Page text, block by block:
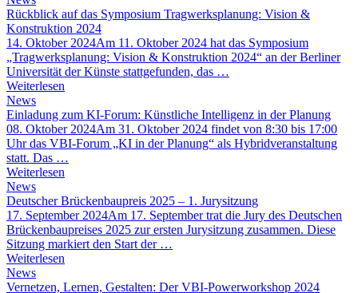
Rückblick auf das Symposium Tragwerksplanung: Vision &
Konstruktion 2024
14. Oktober 2024Am 11. Oktober 2024 hat das Symposium
„Tragwerksplanung: Vision & Konstruktion 2024“ an der Berliner
Universität der Künste stattgefunden, das …
Weiterlesen
News
Einladung zum KI-Forum: Künstliche Intelligenz in der Planung
08. Oktober 2024Am 31. Oktober 2024 findet von 8:30 bis 17:00
Uhr das VBI-Forum „KI in der Planung“ als Hybridveranstaltung
statt. Das …
Weiterlesen
News
Deutscher Brückenbaupreis 2025 – 1. Jurysitzung
17. September 2024Am 17. September trat die Jury des Deutschen
Brückenbaupreises 2025 zur ersten Jurysitzung zusammen. Diese
Sitzung markiert den Start der …
Weiterlesen
News
Vernetzen, Lernen, Gestalten: Der VBI-Powerworkshop 2024